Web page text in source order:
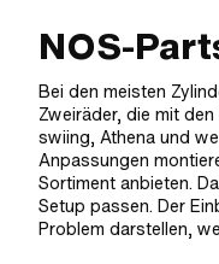
NOS-
Bei den meisten
Zweiräder, die mit
swiing, Athena und
Anpassungen
Sortiment anbieten.
Setup passen. Der
Problem darstellen,